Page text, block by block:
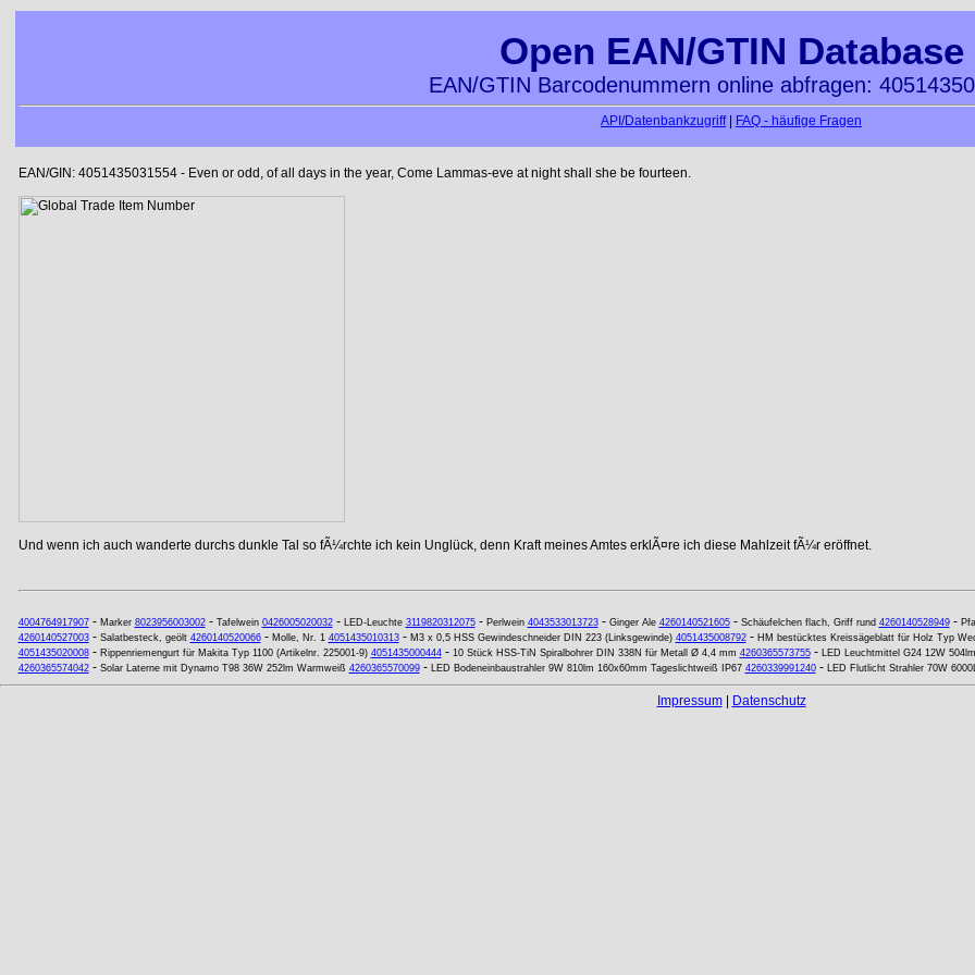
Open EAN/GTIN Database
EAN/GTIN Barcodenummern online abfragen:
API/Datenbankzugriff| FAQ - häufige Fragen
EAN/GIN: 4051435031554 - Even or odd, of all days in the year, Come Lammas-eve at night shall she be fourteen.
Und wenn ich auch wanderte durchs dunkle Tal so fÃ¼rchte ich kein Unglück, denn Kraft meines Amtes erklÃ¤re ich diese Mahlzeit fÃ¼r eröffnet.
4004764917907- Marker 8023956003002- Tafelwein 0426005020032- LED-Leuchte 3119820312075- Perlwein 4043533013723- Ginger Ale 4260140521605- Schäufelchen flach, Griff rund 4260140528949-
4260140527003- Salatbesteck, geölt 4260140520066- Molle, Nr. 1 4051435010313- M3 x 0,5 HSS Gewindeschneider DIN 223 (Linksgewinde) 4051435008792- HM bestücktes Kreissägeblatt für Holz Typ
4051435020008- Rippenriemengurt für Makita Typ 1100 (Artikelnr. 225001-9) 4051435000444- 10 Stück HSS-TiN Spiralbohrer DIN 338N für Metall Ø 4,4 mm 4260365573755- LED Leuchtmittel G24 12W
4260365574042- Solar Laterne mit Dynamo T98 36W 252lm Warmweiß 4260365570099- LED Bodeneinbaustrahler 9W 810lm 160x60mm Tageslichtweiß IP67 4260339991240- LED Flutlicht Strahler 70W
Impressum| Datenschutz